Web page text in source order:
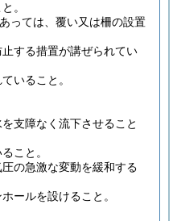
。
っては、覆い又は柵の設置
する措置が講ぜられてい
いること。
支障なく流下させること
こと。
の急激な変動を緩和する
ールを設けること。